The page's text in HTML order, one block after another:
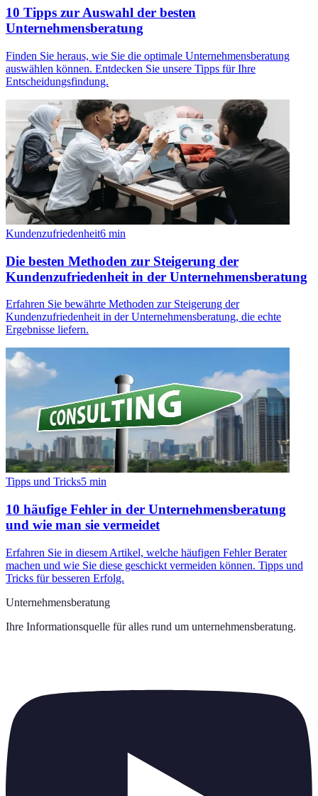
10 Tipps zur Auswahl der besten
Unternehmensberatung
Finden Sie heraus, wie Sie die optimale Unternehmensberatung
auswählen können. Entdecken Sie unsere Tipps für Ihre
Entscheidungsfindung.
Kundenzufriedenheit6 min
Die besten Methoden zur Steigerung der
Kundenzufriedenheit in der Unternehmensberatung
Erfahren Sie bewährte Methoden zur Steigerung der
Kundenzufriedenheit in der Unternehmensberatung, die echte
Ergebnisse liefern.
Tipps und Tricks5 min
10 häufige Fehler in der Unternehmensberatung
und wie man sie vermeidet
Erfahren Sie in diesem Artikel, welche häufigen Fehler Berater
machen und wie Sie diese geschickt vermeiden können. Tipps und
Tricks für besseren Erfolg.
Unternehmensberatung
Ihre Informationsquelle für alles rund um unternehmensberatung.